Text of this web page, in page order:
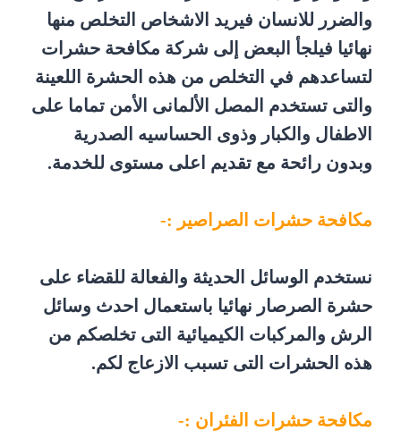
والضرر للانسان فيريد الاشخاص التخلص منها
نهائيا فيلجأ البعض إلى شركة مكافحة حشرات
لتساعدهم في التخلص من هذه الحشرة اللعينة
والتى تستخدم المصل الألمانى الأمن تماما على
الاطفال والكبار وذوى الحساسيه الصدرية
وبدون رائحة مع تقديم اعلى مستوى للخدمة.
مكافحة حشرات الصراصير :-
نستخدم الوسائل الحديثة والفعالة للقضاء على
حشرة الصرصار نهائيا باستعمال احدث وسائل
الرش والمركبات الكيميائية التى تخلصكم من
هذه الحشرات التى تسبب الازعاج لكم.
مكافحة حشرات الفئران :-